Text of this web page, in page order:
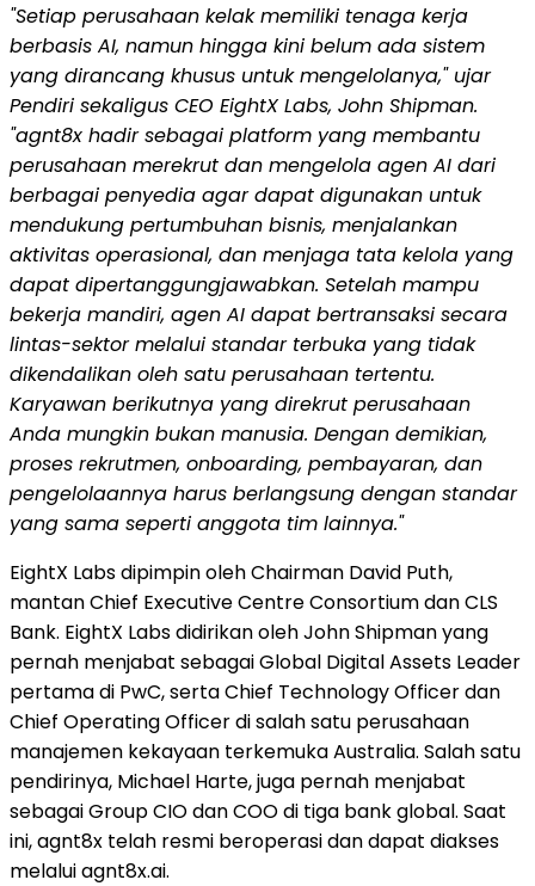
"Setiap perusahaan kelak memiliki tenaga kerja
berbasis AI, namun hingga kini belum ada sistem
yang dirancang khusus untuk mengelolanya," ujar
Pendiri sekaligus CEO EightX Labs, John Shipman.
"agnt8x hadir sebagai platform yang membantu
perusahaan merekrut dan mengelola agen AI dari
berbagai penyedia agar dapat digunakan untuk
mendukung pertumbuhan bisnis, menjalankan
aktivitas operasional, dan menjaga tata kelola yang
dapat dipertanggungjawabkan. Setelah mampu
bekerja mandiri, agen AI dapat bertransaksi secara
lintas-sektor melalui standar terbuka yang tidak
dikendalikan oleh satu perusahaan tertentu.
Karyawan berikutnya yang direkrut perusahaan
Anda mungkin bukan manusia. Dengan demikian,
proses rekrutmen, onboarding, pembayaran, dan
pengelolaannya harus berlangsung dengan standar
yang sama seperti anggota tim lainnya."
EightX Labs dipimpin oleh Chairman David Puth,
mantan Chief Executive Centre Consortium dan CLS
Bank. EightX Labs didirikan oleh John Shipman yang
pernah menjabat sebagai Global Digital Assets Leader
pertama di PwC, serta Chief Technology Officer dan
Chief Operating Officer di salah satu perusahaan
manajemen kekayaan terkemuka Australia. Salah satu
pendirinya, Michael Harte, juga pernah menjabat
sebagai Group CIO dan COO di tiga bank global. Saat
ini, agnt8x telah resmi beroperasi dan dapat diakses
melalui agnt8x.ai.